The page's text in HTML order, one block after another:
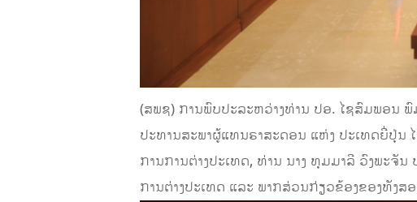
(ສ​ພ​ຊ) ການພົບປະລະຫວ່າງທ່ານ ປອ. ໄຊສົມພອນ ພົ
ປະທານສະພາຜູ້ແທນຣາສະດອນ ແຫ່ງ ປະເທດຍີ່ປຸ່ນ
ກາ​ນ​ການ​ຕ່າງ​ປະ​ເທດ, ທ່ານ ນາງ ທຸມ​ມາ​ລີ ວົງ​ພະ​
ການ​ຕ່າງ​ປະ​ເທດ ແລະ ພາກ​ສ່ວນ​ກ່ຽວ​ຂ້ອງ​ຂອງ​ທັງ​ສ